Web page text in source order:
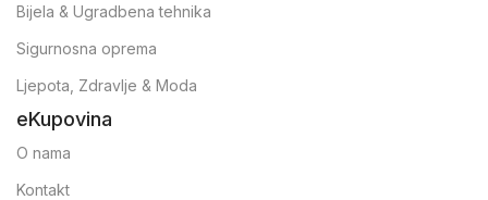
Bijela & Ugradbena tehnika
Sigurnosna oprema
Ljepota, Zdravlje & Moda
eKupovina
O nama
Kontakt